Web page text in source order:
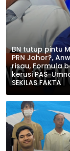
BN tutup pintu
PRN Johor?,
risau, Formula
kerusi PAS-
SEKILAS FAKTA